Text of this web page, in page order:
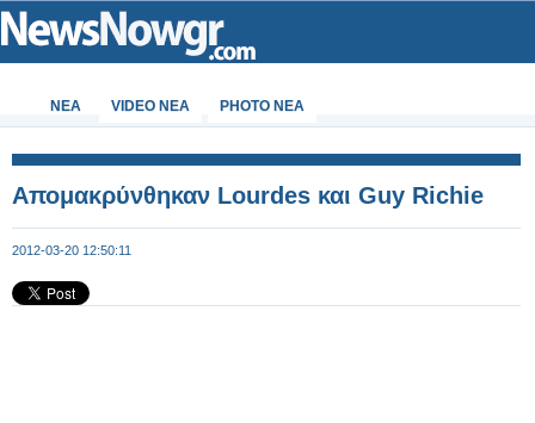
ΝΕΑ VIDEO NEA PHOTO NEA
Απομακρύνθηκαν Lourdes και Guy Richie
2012-03-20 12:50:11